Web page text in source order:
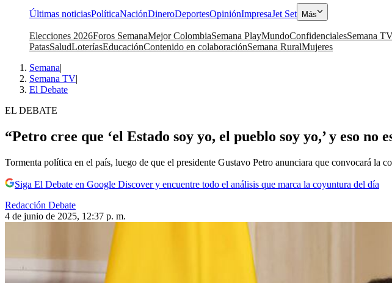
Últimas noticiasPolíticaNaciónDineroDeportesOpiniónImpresaJet Set Más
Elecciones 2026Foros SemanaMejor ColombiaSemana PlayMundoConfidencialesSemana
PatasSaludLoteríasEducaciónContenido en colaboraciónSemana RuralMujeres
Semana|
Semana TV|
El Debate
EL DEBATE
“Petro cree que ‘el Estado soy yo, el pueblo soy yo,’ y eso no
Tormenta política en el país, luego de que el presidente Gustavo Petro anunciara que convocará la
Siga El Debate en Google Discover y encuentre todo el análisis que marca la coyuntura del día
Redacción Debate
4 de junio de 2025, 12:37 p. m.